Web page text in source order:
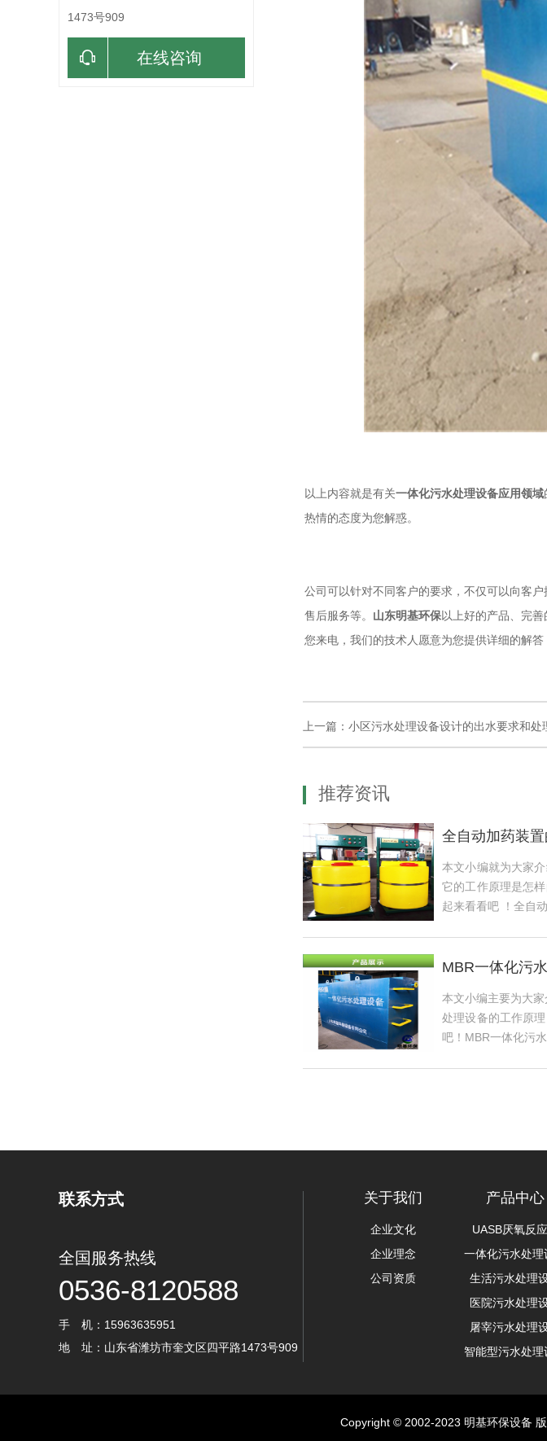
1473号909
在线咨询
以上内容就是有关一体化污水处理设备应用领域
热情的态度为您解惑。
公司可以针对不同客户的要求，不仅可以向客
售后服务等。 山东明基环保以上好的产品、完
您来电，我们的技术人愿意为您提供详细的解
上一篇：小区污水处理设备设计的出水要求和处
推荐资讯
全自动加药装
本文小编就为大家
它的工作原理是怎
起来看看吧 ！全自动
MBR一体化污
原理
本文小编主要为大
处理设备的工作原
吧！MBR一体化污水
联系方式
全国服务热线
0536-8120588
手 机：15963635951
地 址：山东省潍坊市奎文区四平路1473号909
关于我们
企业文化
企业理念
公司资质
产品中心
UASB厌氧反
一体化污水处理
生活污水处理
医院污水处理
屠宰污水处理
智能型污水处理
Copyright © 2002-2023 明基环保设备